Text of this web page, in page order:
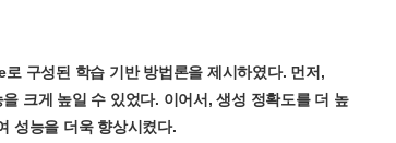
구성된 학습 기반 방법론을 제시하였다. 먼저,
크게 높일 수 있었다. 이어서, 생성 정확도를 더 높
성능을 더욱 향상시켰다.